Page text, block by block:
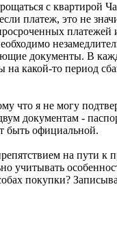
с квартирой
платеж, это не
платежей
документы. В
какой-то период
что я не могу
документам -
быть официальной.
на пути к
учитывать
покупки?